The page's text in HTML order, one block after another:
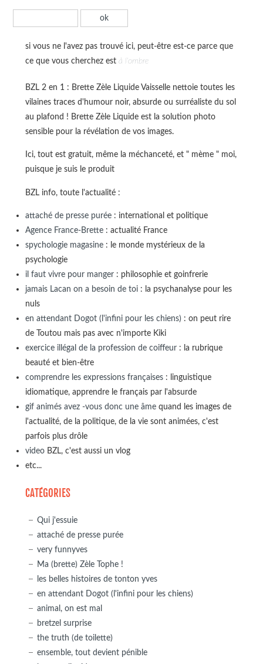
si vous ne l'avez pas trouvé ici, peut-être est-ce parce que
ce que vous cherchez est à l'ombre
BZL 2 en 1 : Brette Zèle Liquide Vaisselle nettoie toutes les
vilaines traces d'humour noir, absurde ou surréaliste du sol
au plafond ! Brette Zèle Liquide est la solution photo
sensible pour la révélation de vos images.
Ici, tout est gratuit, même la méchanceté, et " mème " moi,
puisque je suis le produit
BZL info, toute l'actualité :
attaché de presse purée: international et politique
Agence France-Brette: actualité France
spychologie magasine: le monde mystérieux de la
psychologie
il faut vivre pour manger: philosophie et goinfrerie
jamais Lacan on a besoin de toi: la psychanalyse pour les
nuls
en attendant Dogot (l'infini pour les chiens): on peut rire
de Toutou mais pas avec n'importe Kiki
exercice illégal de la profession de coiffeur: la rubrique
beauté et bien-être
comprendre les expressions françaises: linguistique
idiomatique, apprendre le français par l'absurde
gif animés avez -vous donc une âmequand les images de
l'actualité, de la politique, de la vie sont animées, c'est
parfois plus drôle
videoBZL, c'est aussi un vlog
etc...
CATÉGORIES
Qui j'essuie
attaché de presse purée
very funnyves
Ma (brette) Zèle Tophe !
les belles histoires de tonton yves
en attendant Dogot (l'infini pour les chiens)
animal, on est mal
bretzel surprise
the truth (de toilette)
ensemble, tout devient pénible